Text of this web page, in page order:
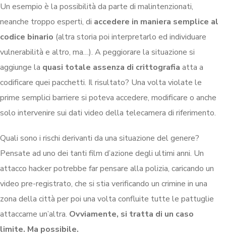
Un esempio è la possibilità da parte di malintenzionati,
neanche troppo esperti, di accedere in maniera semplice al
codice binario (altra storia poi interpretarlo ed individuare
vulnerabilità e altro, ma…). A peggiorare la situazione si
aggiunge la quasi totale assenza di crittografia atta a
codificare quei pacchetti. Il risultato? Una volta violate le
prime semplici barriere si poteva accedere, modificare o anche
solo intervenire sui dati video della telecamera di riferimento.
Quali sono i rischi derivanti da una situazione del genere?
Pensate ad uno dei tanti film d’azione degli ultimi anni. Un
attacco hacker potrebbe far pensare alla polizia, caricando un
video pre-registrato, che si stia verificando un crimine in una
zona della città per poi una volta confluite tutte le pattuglie
attaccarne un’altra. Ovviamente, si tratta di un caso
limite. Ma possibile.